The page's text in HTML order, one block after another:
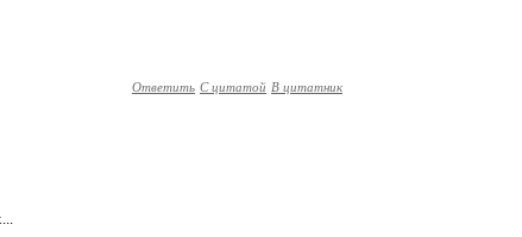
Ответить С цитатой В цитатник